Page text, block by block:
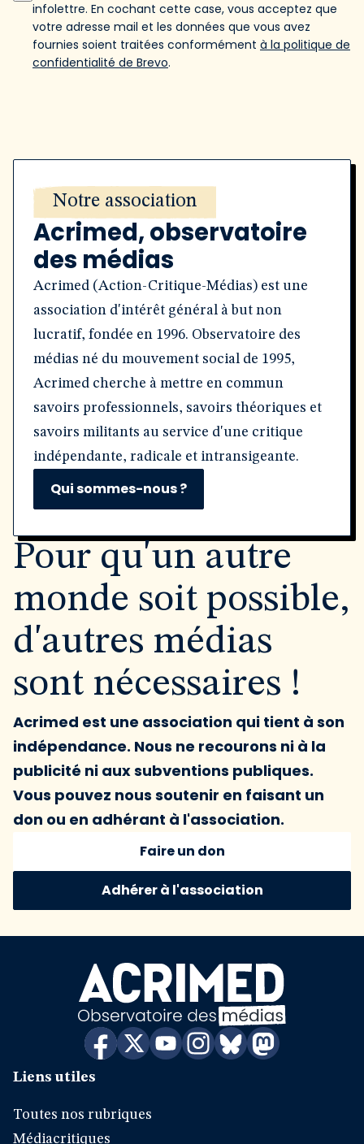
infolettre. En cochant cette case, vous acceptez que
votre adresse mail et les données que vous avez
fournies soient traitées conformément à la politique de
confidentialité de Brevo.
Notre association
Acrimed, observatoire
des médias
Acrimed (Action-Critique-Médias) est une
association d'intérêt général à but non
lucratif, fondée en 1996. Observatoire des
médias né du mouvement social de 1995,
Acrimed cherche à mettre en commun
savoirs professionnels, savoirs théoriques et
savoirs militants au service d'une critique
indépendante, radicale et intransigeante.
Qui sommes-nous ?
Pour qu'un autre
monde soit possible,
d'autres médias
sont nécessaires !
Acrimed est une association qui tient à son
indépendance. Nous ne recourons ni à la
publicité ni aux subventions publiques.
Vous pouvez nous soutenir en faisant un
don ou en adhérant à l'association.
Faire un don
Adhérer à l'association
Liens utiles
Toutes nos rubriques
Médiacritiques